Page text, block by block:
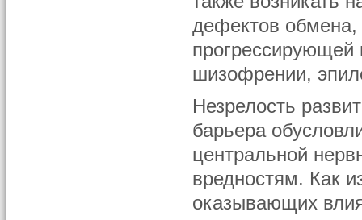
дефектов обмена,
шизофрении,
Незрелость
барьера
центральной
вредностям. Как
оказывающих